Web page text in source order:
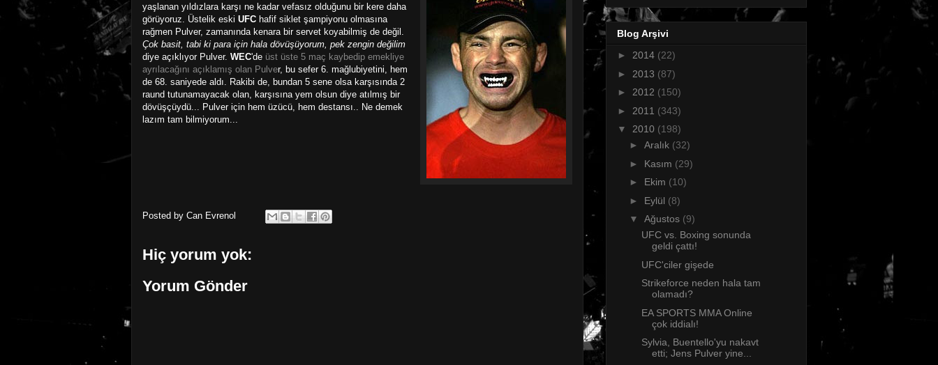
yaşlanan yıldızlara karşı ne kadar vefasız olduğunu bir kere daha
görüyoruz. Üstelik eski UFC hafif siklet şampiyonu olmasına
rağmen Pulver, zamanında kenara bir servet koyabilmiş de değil.
Çok basit, tabi ki para için hala dövüşüyorum, pek zengin değilim
diye açıklıyor Pulver. WEC'de üst üste 5 maç kaybedip emekliye
ayrılacağını açıklamış olan Pulver, bu sefer 6. mağlubiyetini, hem
de 68. saniyede aldı. Rakibi de, bundan 5 sene olsa karşısında 2
raund tutunamayacak olan, karşısına yem olsun diye atılmış bir
dövüşçüydü... Pulver için hem üzücü, hem destansı.. Ne demek
lazım tam bilmiyorum...
Posted by Can Evrenol
Hiç yorum yok:
Yorum Gönder
Blog Arşivi
► 2014 (22)
► 2013 (87)
► 2012 (150)
► 2011 (343)
▼ 2010 (198)
► Aralık (32)
► Kasım (29)
► Ekim (10)
► Eylül (8)
▼ Ağustos (9)
UFC vs. Boxing sonunda
geldi çattı!
UFC'ciler gişede
Strikeforce neden hala tam
olamadı?
EA SPORTS MMA Online
çok iddialı!
Sylvia, Buentello'yu nakavt
etti; Jens Pulver yine...